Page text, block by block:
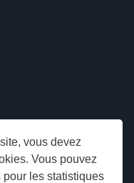
vous devez
Vous pouvez
les statistiques